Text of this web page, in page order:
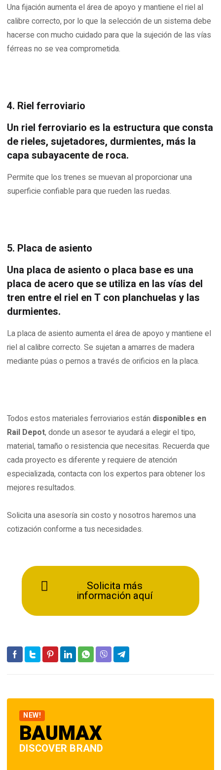
Una fijación aumenta el área de apoyo y mantiene el riel al
calibre correcto, por lo que la selección de un sistema debe
hacerse con mucho cuidado para que la sujeción de las vías
férreas no se vea comprometida.
4. Riel ferroviario
Un riel ferroviario es la estructura que consta
de rieles, sujetadores, durmientes, más la
capa subayacente de roca.
Permite que los trenes se muevan al proporcionar una
superficie confiable para que rueden las ruedas.
5. Placa de asiento
Una placa de asiento o placa base es una
placa de acero que se utiliza en las vías del
tren entre el riel en T con planchuelas y las
durmientes.
La placa de asiento aumenta el área de apoyo y mantiene el
riel al calibre correcto. Se sujetan a amarres de madera
mediante púas o pernos a través de orificios en la placa.
Todos estos materiales ferroviarios están disponibles en
Rail Depot, donde un asesor te ayudará a elegir el tipo,
material, tamaño o resistencia que necesitas. Recuerda que
cada proyecto es diferente y requiere de atención
especializada, contacta con los expertos para obtener los
mejores resultados.
Solicita una asesoría sin costo y nosotros haremos una
cotización conforme a tus necesidades.
Solicita más
información aquí
NEW!
BAUMAX
DISCOVER BRAND